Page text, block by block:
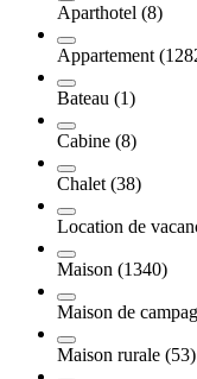
Aparthotel (8)
Appartement
Bateau (1)
Cabine (8)
Chalet (38)
Location de
Maison (1340)
Maison de
Maison rurale (53)